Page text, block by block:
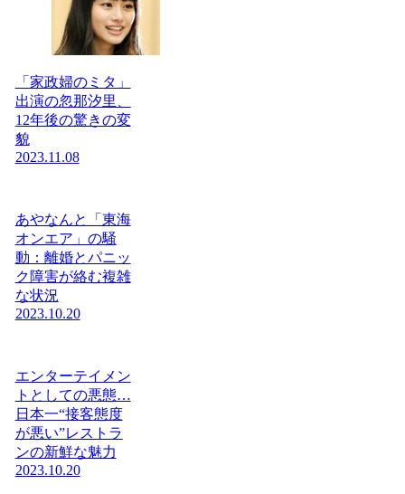
「家政婦のミタ」
出演の忽那汐里、
12年後の驚きの変
貌
2023.11.08
あやなんと「東海
オンエア」の騒
動：離婚とパニッ
ク障害が絡む複雑
な状況
2023.10.20
エンターテイメン
トとしての悪態…
日本一“接客態度
が悪い”レストラ
ンの新鮮な魅力
2023.10.20